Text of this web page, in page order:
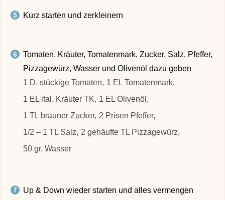
Kurz starten und zerkleinern
Tomaten, Kräuter, Tomatenmark, Zucker, Salz, Pfeffer,
Pizzagewürz, Wasser und Olivenöl dazu geben
1 D. stückige Tomaten, 1 EL Tomatenmark,
1 EL ital. Kräuter TK, 1 EL Olivenöl,
1 TL brauner Zucker, 2 Prisen Pfeffer,
1/2 – 1 TL Salz, 2 gehäufte TL Pizzagewürz,
50 gr. Wasser
Up & Down wieder starten und alles vermengen